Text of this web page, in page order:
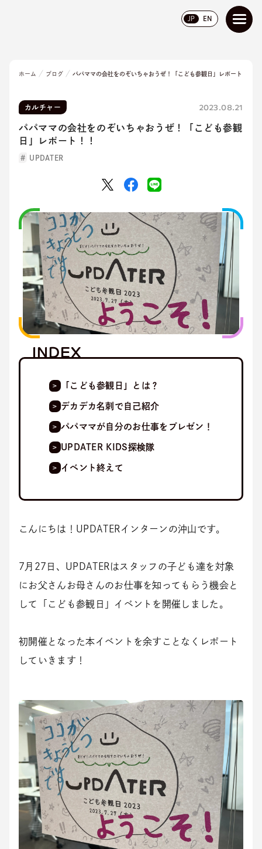
JP EN
ホーム ブログ パパママの会社をのぞいちゃおうぜ！「こども参観日」レポート！！
カルチャー 2023.08.21
パパママの会社をのぞいちゃおうぜ！「こども参観
日」レポート！！
UPDATER
INDEX
「こども参観日」とは？
デカデカ名刺で自己紹介
パパママが自分のお仕事をプレゼン！
UPDATER KIDS探検隊
イベント終えて
こんにちは！UPDATERインターンの沖山です。
7月27日、UPDATERはスタッフの子ども達を対象
にお父さんお母さんのお仕事を知ってもらう機会と
して「こども参観日」イベントを開催しました。
初開催となった本イベントを余すことなくレポート
していきます！